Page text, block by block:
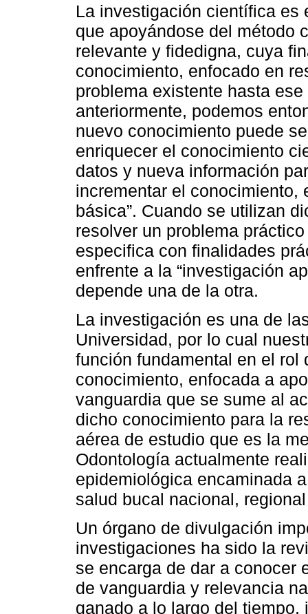
La investigación científica es
que apoyándose del método
relevante y fidedigna, cuya
conocimiento, enfocado en
problema existente hasta
anteriormente, podemos
nuevo conocimiento puede
enriquecer el conocimiento
datos y nueva información
incrementar el conocimiento,
básica”. Cuando se utilizan
resolver un problema
especifica con finalidades
enfrente a la “investigación
depende una de la otra.
La investigación es una de
Universidad, por lo cual
función fundamental en el rol
conocimiento, enfocada a
vanguardia que se sume al
dicho conocimiento para la
aérea de estudio que es la
Odontología actualmente
epidemiológica encaminada
salud bucal nacional,
Un órgano de divulgación
investigaciones ha sido la
se encarga de dar a conocer
de vanguardia y relevancia
ganado a lo largo del